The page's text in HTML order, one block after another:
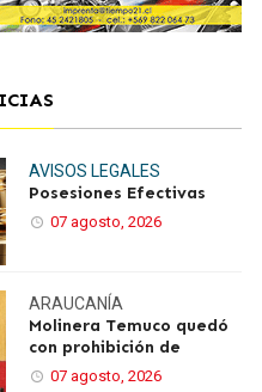
AVISOS LEGALES
Posesiones Efectivas
07 agosto, 2026
ARAUCANÍA
Molinera Temuco quedó
con prohibición de
07 agosto, 2026